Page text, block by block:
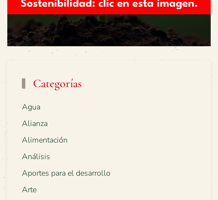
Categorías
Agua
Alianza
Alimentación
Análisis
Aportes para el desarrollo
Arte